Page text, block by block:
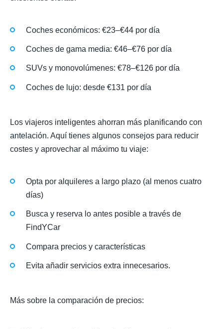
Coches económicos: €23–€44 por día
Coches de gama media: €46–€76 por día
SUVs y monovolúmenes: €78–€126 por día
Coches de lujo: desde €131 por día
Los viajeros inteligentes ahorran más planificando con
antelación. Aquí tienes algunos consejos para reducir
costes y aprovechar al máximo tu viaje:
Opta por alquileres a largo plazo (al menos cuatro
días)
Busca y reserva lo antes posible a través de
FindYCar
Compara precios y características
Evita añadir servicios extra innecesarios.
Más sobre la comparación de precios: